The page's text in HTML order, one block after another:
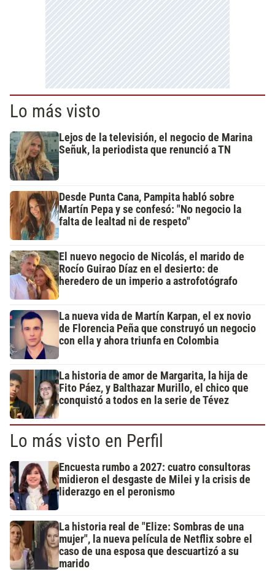
Lo más visto
Lejos de la televisión, el negocio de Marina
Señuk, la periodista que renunció a TN
Desde Punta Cana, Pampita habló sobre
Martín Pepa y se confesó: "No negocio la
falta de lealtad ni de respeto"
El nuevo negocio de Nicolás, el marido de
Rocío Guirao Díaz en el desierto: de
heredero de un imperio a astrofotógrafo
La nueva vida de Martín Karpan, el ex novio
de Florencia Peña que construyó un negocio
con ella y ahora triunfa en Colombia
La historia de amor de Margarita, la hija de
Fito Páez, y Balthazar Murillo, el chico que
conquistó a todos en la serie de Tévez
Lo más visto en Perfil
Encuesta rumbo a 2027: cuatro consultoras
midieron el desgaste de Milei y la crisis de
liderazgo en el peronismo
La historia real de "Elize: Sombras de una
mujer", la nueva película de Netflix sobre el
caso de una esposa que descuartizó a su
marido